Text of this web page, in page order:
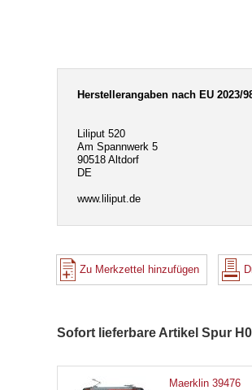
Herstellerangaben nach EU 2023/
Liliput 520
Am Spannwerk 5
90518 Altdorf
DE
www.liliput.de
Zu Merkzettel hinzufügen
Sofort lieferbare Artikel Spur H0
Maerklin 39476